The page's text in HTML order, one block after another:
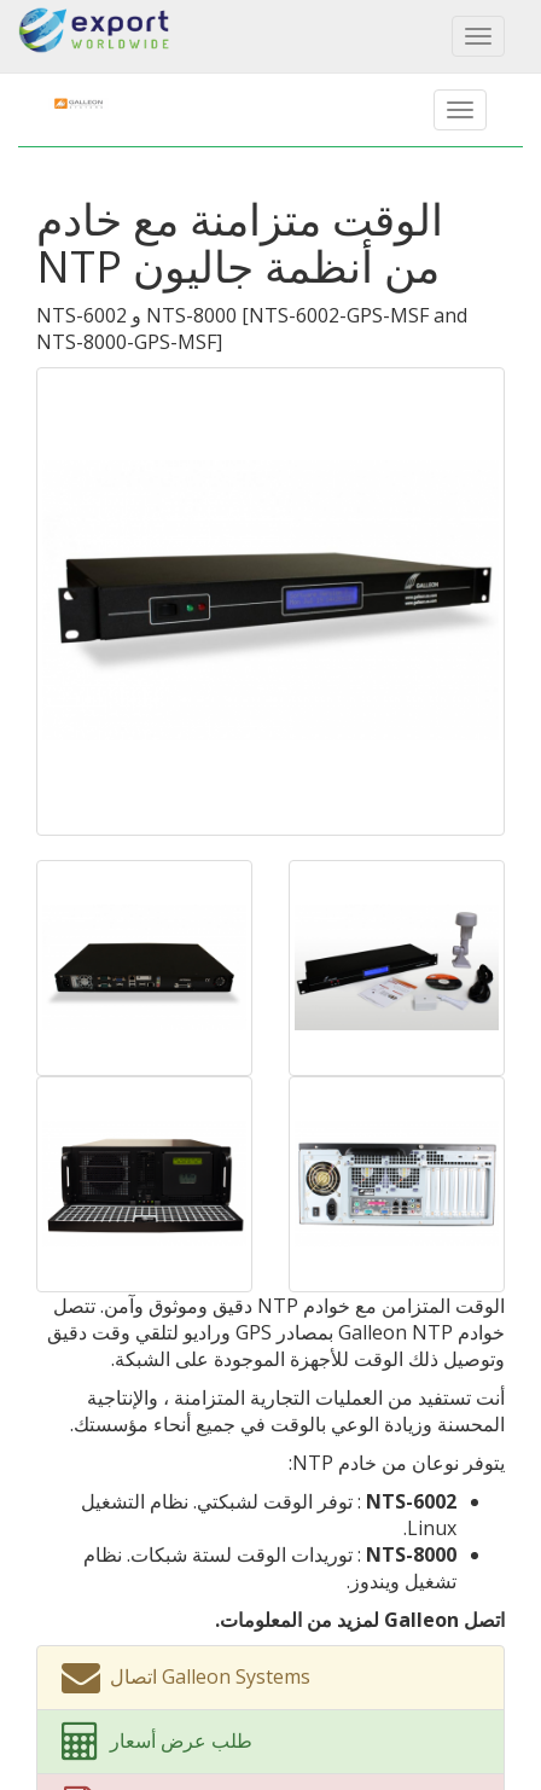
Toggle
الوقت متزامنة مع خادم
NTP من أنظمة جاليون
NTS-6002 و NTS-8000 [NTS-6002-GPS-MSF and
NTS-8000-GPS-MSF]
الوقت المتزامن مع خوادم NTP دقيق وموثوق وآمن. تتصل
خوادم Galleon NTP بمصادر GPS وراديو لتلقي وقت دقيق
وتوصيل ذلك الوقت للأجهزة الموجودة على الشبكة.
أنت تستفيد من العمليات التجارية المتزامنة ، والإنتاجية
المحسنة وزيادة الوعي بالوقت في جميع أنحاء مؤسستك.
يتوفر نوعان من خادم NTP:
NTS-6002 : توفر الوقت لشبكتي. نظام التشغيل
Linux.
NTS-8000 : توريدات الوقت لستة شبكات. نظام
تشغيل ويندوز.
اتصل Galleon لمزيد من المعلومات.
اتصال Galleon Systems
طلب عرض أسعار